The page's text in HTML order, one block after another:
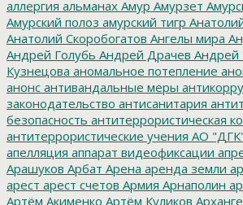
аллергия альманах Амур Амурзет
Амурский полоз амурский тигр
Анатолий Скоробогатов Ангелы мира
Андрей Голубь Андрей Драчев Андрей
Кузнецова аномальное потепление
анонс антивандальные меры
законодательство антисанитария
безопасность антитеррористическая
антитеррористические учения АО
апелляция аппарат видеофиксации
Арашуков Арбат Арена аренда земли
арест арест счетов Армия Арнаполин
Артём Акименко Артём Куликов